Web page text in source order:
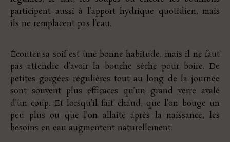
participent aussi à l’apport hydrique quotidien, mais
ils ne remplacent pas l’eau.
Écouter sa soif est une bonne habitude, mais il ne faut
pas attendre d’avoir la bouche sèche pour boire. De
petites gorgées régulières tout au long de la journée
sont souvent plus efficaces qu’un grand verre avalé
d’un coup. Et lorsqu’il fait chaud, que l’on bouge un
peu plus ou que l’on allaite après la naissance, les
besoins en eau augmentent naturellement.